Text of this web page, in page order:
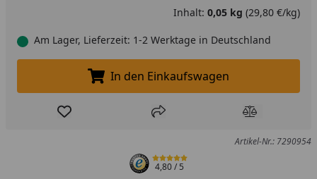
Inhalt: 0,05 kg (29,80 €/kg)
Am Lager, Lieferzeit: 1-2 Werktage in Deutschland
In den Einkaufswagen legen
In den Einkaufswagen
Produkt zur Wunschliste hinzufügen
Teilen Produkt
Artikel-Nr.: 7290954
4,80/ 5